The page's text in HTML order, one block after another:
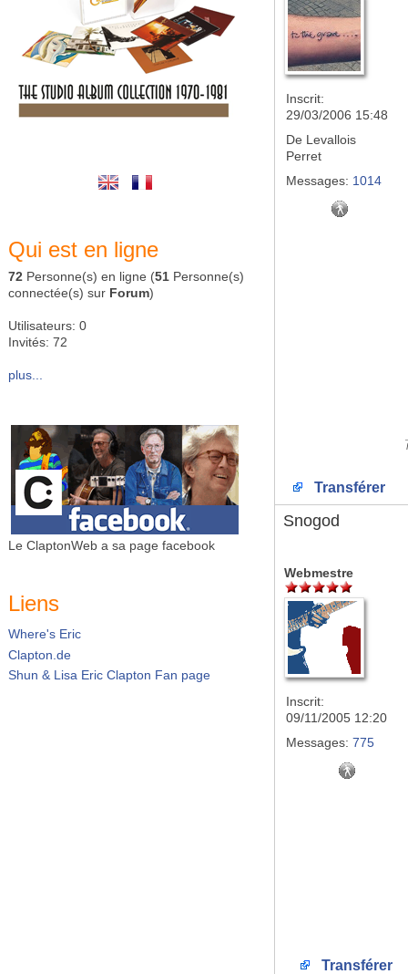
Qui est en ligne
72 Personne(s) en ligne (51 Personne(s)
connectée(s) sur Forum)
Utilisateurs: 0
Invités: 72
plus...
Le ClaptonWeb a sa page facebook
Liens
Where's Eric
Clapton.de
Shun & Lisa Eric Clapton Fan page
Inscrit:
29/03/2006 15:48
De Levallois
Perret
Messages: 1014
Transférer
Snogod
Webmestre
Inscrit:
09/11/2005 12:20
Messages: 775
Transférer